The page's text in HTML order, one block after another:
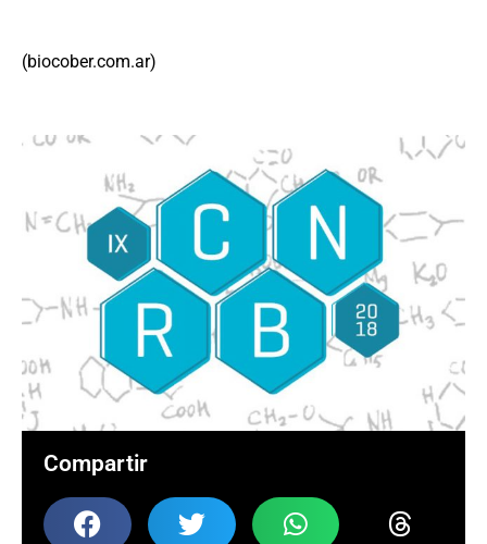
(biocober.com.ar)
Compartir